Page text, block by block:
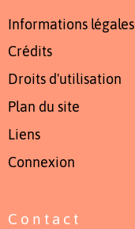
Informations légales
Crédits
Droits d'utilisation
Plan du site
Liens
Connexion
Contact